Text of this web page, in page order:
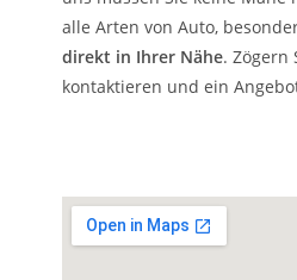
alle Arten von Auto,
direkt in Ihrer Nähe. Zögern
kontaktieren und ein